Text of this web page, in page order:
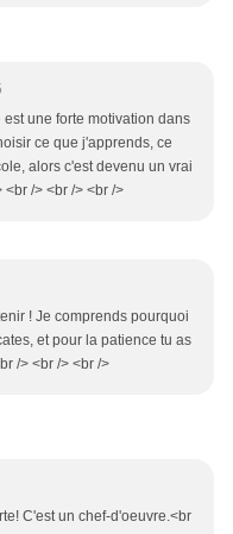
est une forte motivation dans
ce que j'apprends, ce
alors c'est devenu un vrai
/> <br /> <br />
! Je comprends pourquoi
et pour la patience tu as
/> <br /> <br />
C'est un chef-d'oeuvre.<br